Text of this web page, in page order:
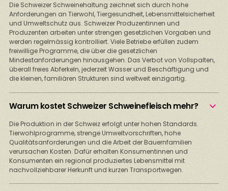
Die Schweizer Schweinehaltung zeichnet sich durch hohe
Anforderungen an Tierwohl, Tiergesundheit, Lebensmittelsicherheit
und Umweltschutz aus. Schweizer Produzentinnen und
Produzenten arbeiten unter strengen gesetzlichen Vorgaben und
werden regelmässig kontrolliert. Viele Betriebe erfüllen zudem
freiwillige Programme, die über die gesetzlichen
Mindestanforderungen hinausgehen. Das Verbot von Vollspalten,
überall freies Abferkeln, jederzeit Wasser und Beschäftigung und
die kleinen, familiären Strukturen sind weltweit einzigartig.
Warum kostet Schweizer Schweinefleisch mehr?
Die Produktion in der Schweiz erfolgt unter hohen Standards.
Tierwohlprogramme, strenge Umweltvorschriften, hohe
Qualitätsanforderungen und die Arbeit der Bauernfamilien
verursachen Kosten. Dafür erhalten Konsumentinnen und
Konsumenten ein regional produziertes Lebensmittel mit
nachvollziehbarer Herkunft und kurzen Transportwegen.